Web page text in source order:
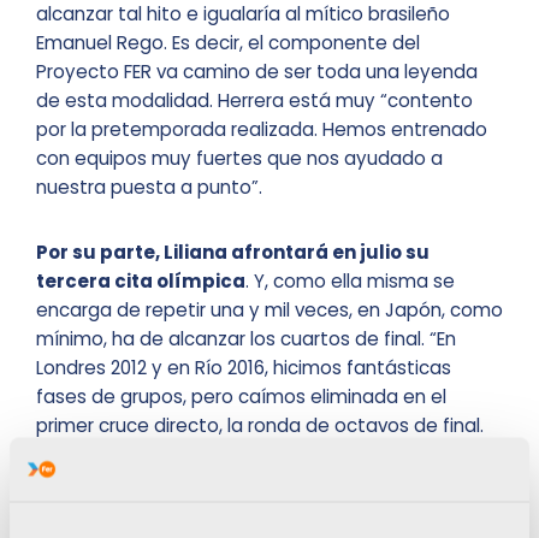
alcanzar tal hito e igualaría al mítico brasileño
Emanuel Rego. Es decir, el componente del
Proyecto FER va camino de ser toda una leyenda
de esta modalidad. Herrera está muy “contento
por la pretemporada realizada. Hemos entrenado
con equipos muy fuertes que nos ayudado a
nuestra puesta a punto”.
Por su parte, Liliana afrontará en julio su
tercera cita olímpica. Y, como ella misma se
encarga de repetir una y mil veces, en Japón, como
mínimo, ha de alcanzar los cuartos de final. “En
Londres 2012 y en Río 2016, hicimos fantásticas
fases de grupos, pero caímos eliminada en el
primer cruce directo, la ronda de octavos de final.
De cara a Tokio, el objetivo no puede ser otro
que, por fin, superar esa frontera maldita y